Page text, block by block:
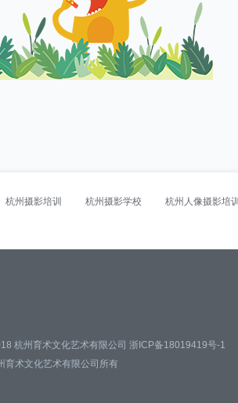
杭州摄影培训 杭州摄影学校 杭州人像摄影培训
杭州育术文化艺术有限公司 浙ICP备18019419号-1
育术文化艺术有限公司所有